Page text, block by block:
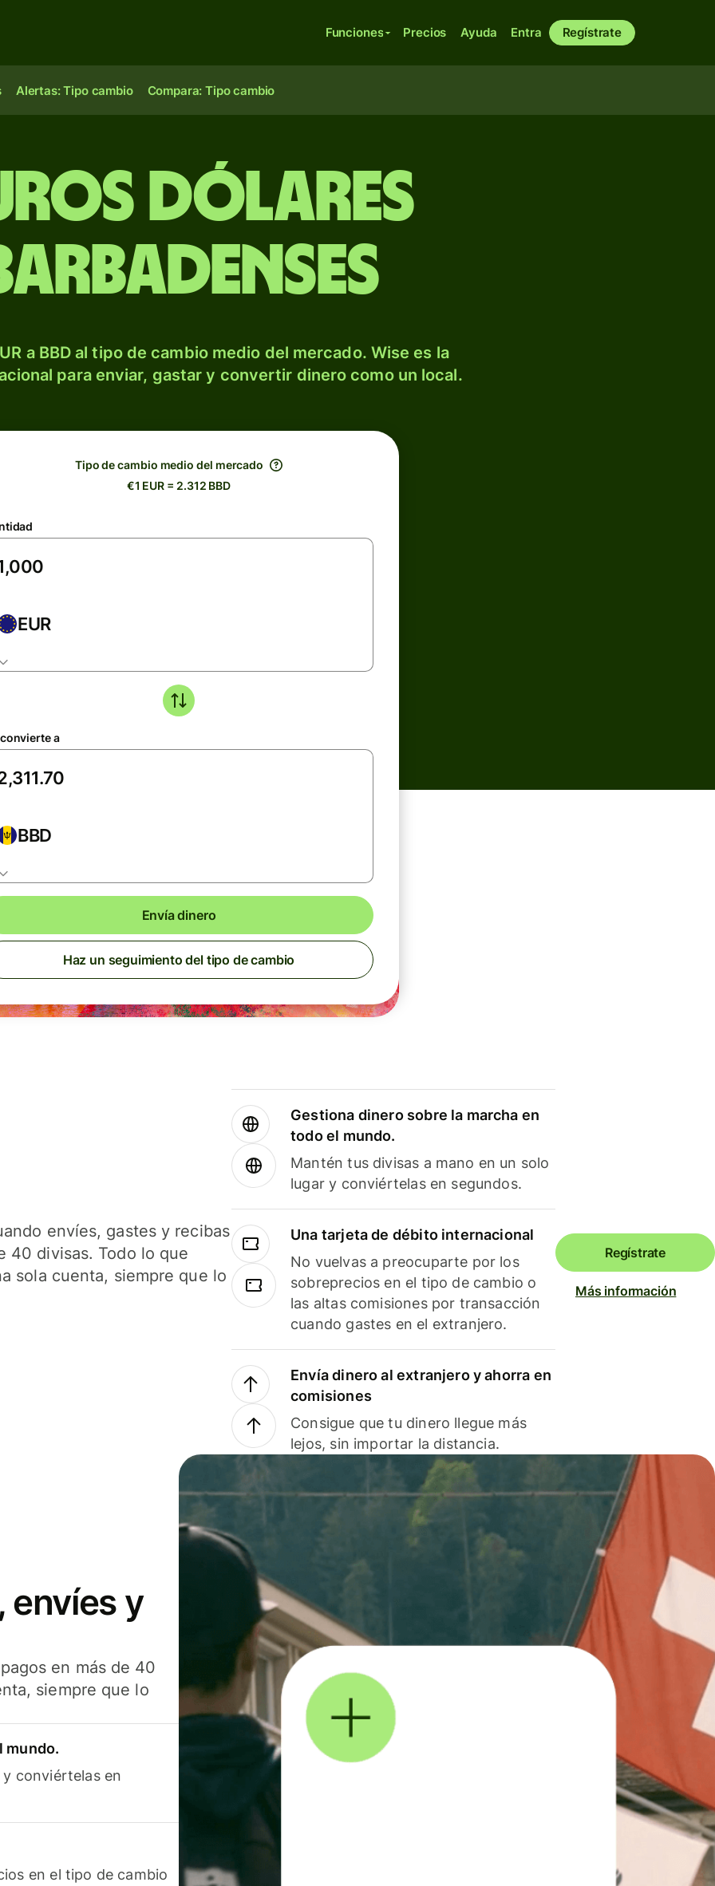
Funciones Precios Ayuda Entra Regístrate
Alertas: Tipo cambio Compara: Tipo cambio
dólares
a BBD al tipo de cambio medio del mercado. Wise es la
para enviar, gastar y convertir dinero como un local.
Tipo de cambio medio del mercado
€1 EUR = 2.312 BBD
EUR
a
BBD
Envía dinero
Haz un seguimiento del tipo de cambio
envíes, gastes y recibas
40 divisas. Todo lo que
sola cuenta, siempre que lo
Gestiona dinero sobre la marcha en
todo el mundo.
Mantén tus divisas a mano en un solo
lugar y conviértelas en segundos.
Una tarjeta de débito internacional
No vuelvas a preocuparte por los
sobreprecios en el tipo de cambio o
las altas comisiones por transacción
cuando gastes en el extranjero.
Envía dinero al extranjero y ahorra en
comisiones
Consigue que tu dinero llegue más
lejos, sin importar la distancia.
Regístrate
Más información
envíes y
en más de 40
siempre que lo
mundo.
conviértelas en
en el tipo de cambio